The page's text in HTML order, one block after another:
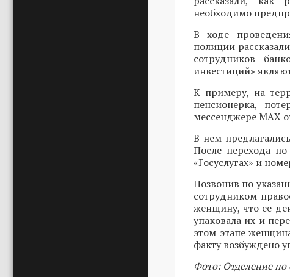
необходимо
В ходе
полиции
сотрудников
инвестиций»
К примеру, на
пенсионерка,
мессенджере MAX
В нем
После перехода
«Госуслугах» и
Позвонив по
сотрудником
женщину, что ее
упаковала их и
этом этапе
факту возбуждено
Фото: Отделение